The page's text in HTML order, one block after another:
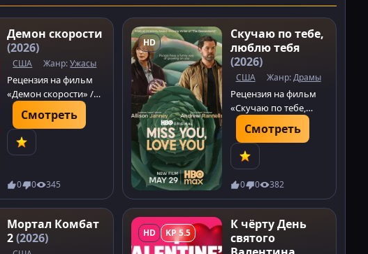
Демон скорости
(2026)
США Жанр:Ужасы
Рецензия на фильм
«Демон скорости» /
Speed Demon (2026):
хоррор-триллер о
монахине,
экзорцизме и демоне
Смотреть
0 0 345
HD
Скучаю по тебе,
люблю тебя
(2026)
США Жанр:Драмы
Рецензия на фильм
«Скучаю по тебе,
люблю тебя» / Miss
You, Love You (2026):
трогательная драма
Джима Рэша о горе,
семье и
неожиданной
близости.
Смотреть
0 0 382
Мортал Комбат
2(2026) HD KP 5.5
К чёрту День
святого